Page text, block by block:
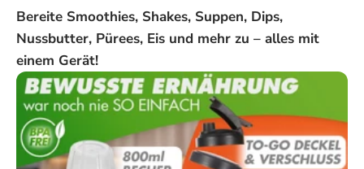
Bereite Smoothies, Shakes, Suppen, Dips,
Nussbutter, Pürees, Eis und mehr zu – alles mit
einem Gerät!